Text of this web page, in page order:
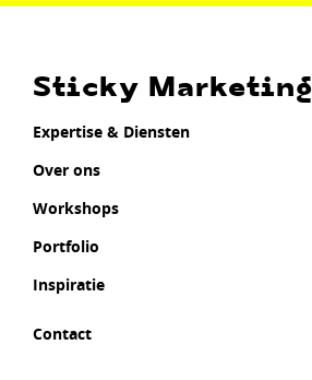
Sticky Marketing
Expertise & Diensten
Over ons
Workshops
Portfolio
Inspiratie
Contact